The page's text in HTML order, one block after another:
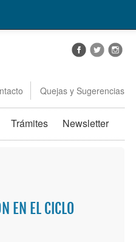
Quejas y Sugerencias
Trámites Newsletter
EN EL CICLO